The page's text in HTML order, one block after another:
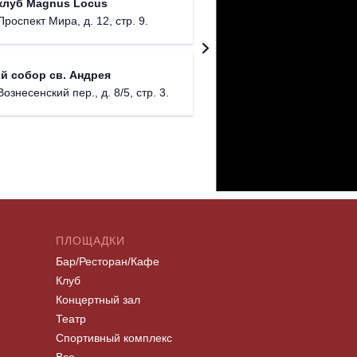
Magnus Locus
Мира, д. 12, стр. 9.
собор св. Андрея
пер., д. 8/5, стр. 3.
ПЛОЩАДКИ
Бар/Ресторан/Кафе
Клуб
Концертный зал
Театр
Спортивный комплекс